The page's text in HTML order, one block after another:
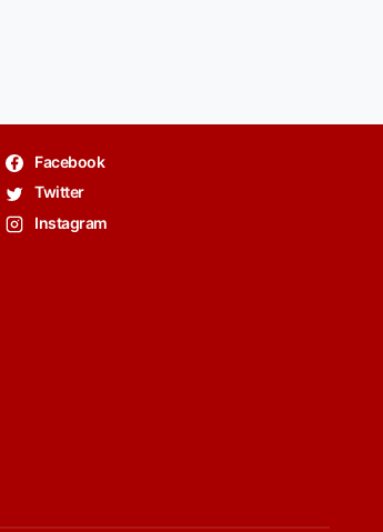
Facebook
Twitter
Instagram